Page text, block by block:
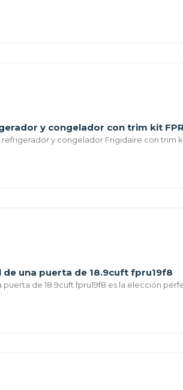
y congelador con trim kit
y congelador Frigidaire con trim
una puerta de 18.9cuft fpru19f8
de 18.9cuft fpru19f8 es la elección